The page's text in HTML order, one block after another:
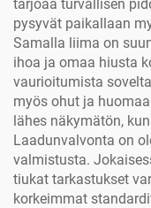
tarjoaa turvallisen
pysyvät paikallaan
Samalla liima on
ihoa ja omaa hiusta
vaurioitumista
myös ohut ja
lähes näkymätön,
Laadunvalvonta on
valmistusta.
tiukat tarkastukset
korkeimmat